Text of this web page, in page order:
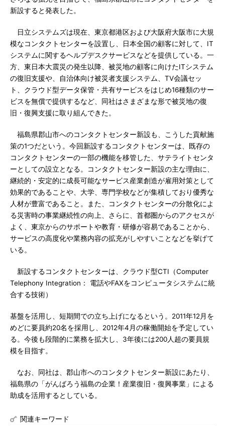
新設すると発表した。
日立システムズは現在、東京都港区および大阪府大阪市に大規
模なコンタクトセンターを設置し、日本全国の顧客に対して、IT
システムに関するヘルプデスクサービスなどを提供している。一
方、東日本大震災の発生以降、被災地の顧客に向けたITシステム
の復旧支援や、自治体向け被災者支援システム、TV会議セッ
ト、クラウド型データ保管・共有サービスをはじめ16種類のサー
ビスを無償で提供するなど、同社はさまざまな形で被災地の復
旧・復興支援に取り組んできた。
福島県郡山市へのコンタクトセンター新設も、こうした貢献施
策の1つだという。今回新設するコンタクトセンターは、既存の
コンタクトセンターの一部の機能を移管した、サテライトセンタ
ーとしての設立となる。コンタクトセンター新設の主な理由に、
継続的・安定的に成長可能なサービス産業創造が雇用対策として
効果的であることや、大学、専門学校などが集積しており優秀な
人材が豊富であること。また、コンタクトセンターの分散化によ
る災害時の事業継続性の向上、さらに、首都圏からのアクセスが
よく、東京からのサポートや教育・研修が容易であることから、
サービスの高度化や業務内容の拡充がしやすいことなどを挙げて
いる。
新設するコンタクトセンターは、クラウド型CTI（Computer
Telephony Integration： 電話やFAXをコンピュータシステムに統
合する技術）
基盤を活用し、短期間での立ち上げになるという。2011年12月を
めどに要員約20名を採用し、2012年4月の稼働開始を予定してい
る。今後も段階的に業務を拡大し、3年後には200人超の要員規
模を目指す。
なお、同社は、郡山市へのコンタクトセンター新設にあたり、
福島県の「がんばろう福島の企業！産業復旧・復興事業」による
助成を活用するとしている。
関連キーワード